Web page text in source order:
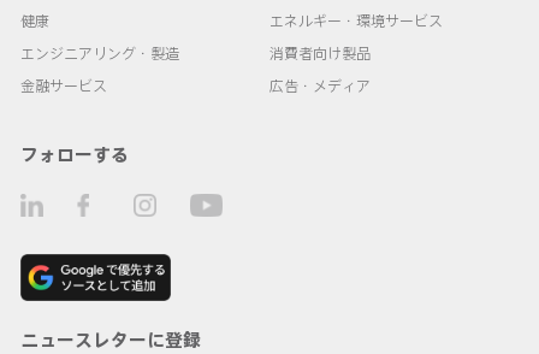
健康
エンジニアリング・製造
金融サービス
エネルギー・環境サービス
消費者向け製品
広告・メディア
フォローする
ニュースレターに登録